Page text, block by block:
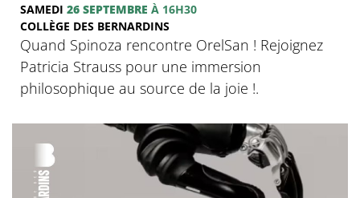
SAMEDI 26 SEPTEMBRE À 16H30
COLLÈGE DES BERNARDINS
Quand Spinoza rencontre OrelSan ! Rejoignez
Patricia Strauss pour une immersion
philosophique au source de la joie !.